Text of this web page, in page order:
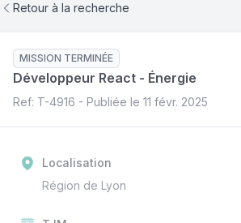
Retour à la recherche
Développeur React - Énergie
MISSION TERMINÉE
Ref: T-4916 - Publiée le 11 févr. 2025
Localisation
Région de Lyon